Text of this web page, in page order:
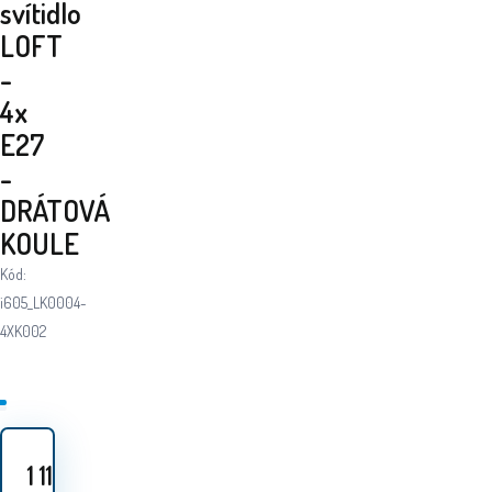
svítidlo
LOFT
-
4x
E27
-
DRÁTOVÁ
KOULE
Kód:
i605_LK0004-
4XK002
1 119